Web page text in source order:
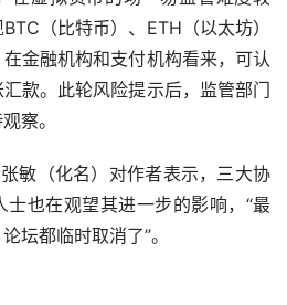
（比特币）、ETH（以太坊）
金融机构和支付机构看来，可认
款。此轮风险提示后，监管部门
察。
敏（化名）对作者表示，三大协
士也在观望其进一步的影响，“最
坛都临时取消了”。